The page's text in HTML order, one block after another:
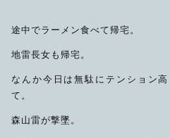
途中でラーメン食べて帰宅。
地雷長女も帰宅。
なんか今日は無駄にテンション
て。
森山雷が撃墜。